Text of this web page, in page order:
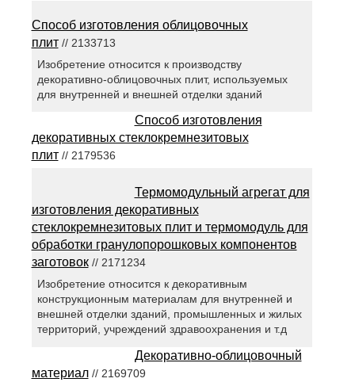
Способ изготовления облицовочных
плит// 2133713
Изобретение относится к производству
декоративно-облицовочных плит, используемых
для внутренней и внешней отделки зданий
Способ изготовления
декоративных стеклокремнезитовых
плит// 2179536
Термомодульный агрегат для
изготовления декоративных
стеклокремнезитовых плит и термомодуль для
обработки гранулопорошковых компонентов
заготовок// 2171234
Изобретение относится к декоративным
конструкционным материалам для внутренней и
внешней отделки зданий, промышленных и жилых
территорий, учреждений здравоохранения и т.д
Декоративно-облицовочный
материал// 2169709